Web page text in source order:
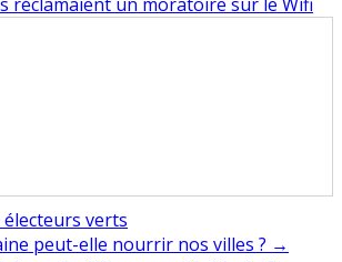
électeurs verts
peut-elle nourrir nos villes ? →